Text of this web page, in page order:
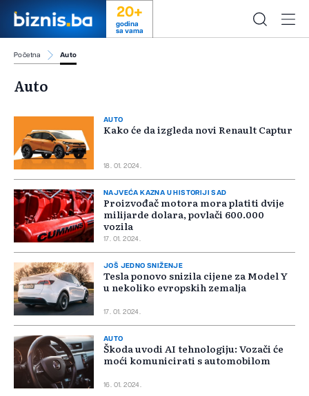
20+
godina
sa vama
Početna Auto
Auto
AUTO
Kako će da izgleda novi Renault Captur
18. 01. 2024.
NAJVEĆA KAZNA U HISTORIJI SAD
Proizvođač motora mora platiti dvije
milijarde dolara, povlači 600.000
vozila
17. 01. 2024.
JOŠ JEDNO SNIŽENJE
Tesla ponovo snizila cijene za Model Y
u nekoliko evropskih zemalja
17. 01. 2024.
AUTO
Škoda uvodi AI tehnologiju: Vozači će
moći komunicirati s automobilom
16. 01. 2024.